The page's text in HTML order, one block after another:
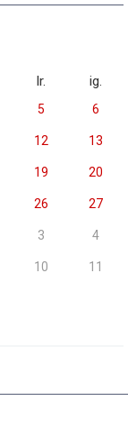
lr. ig.
5 6
12 13
19 20
26 27
3 4
10 11